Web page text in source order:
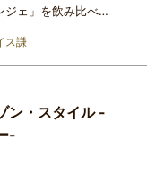
ジェ」を飲み比べる
タンジェ。一方
ピノ・ノワールの存
。同じシャンパー
あります。グラス
ぞれのメゾンが大
ス謙
ン・スタイル -
-